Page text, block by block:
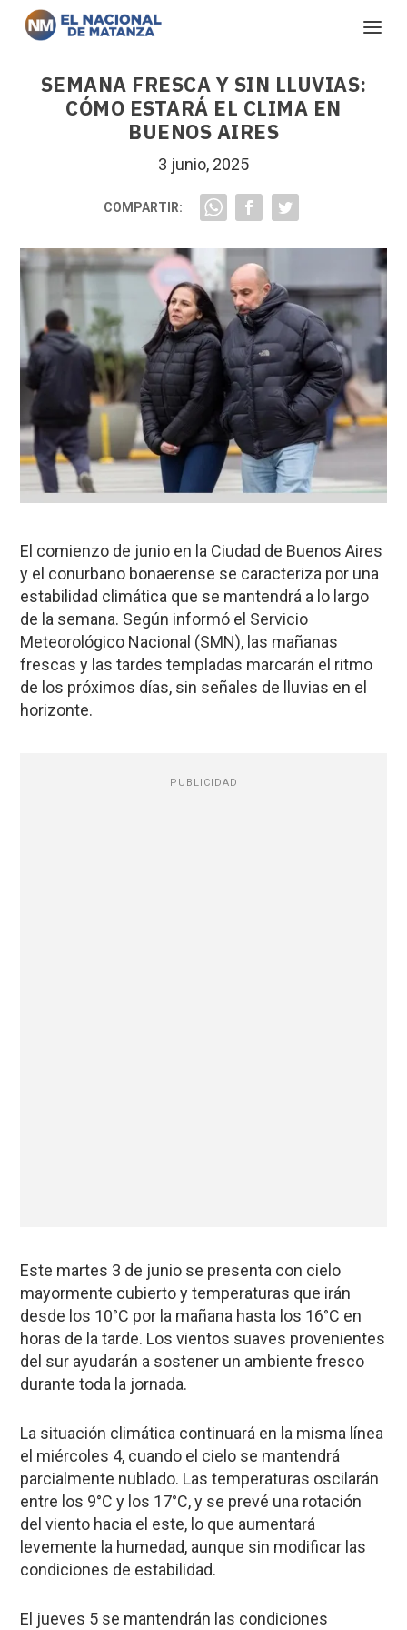
SEMANA FRESCA Y SIN LLUVIAS:
CÓMO ESTARÁ EL CLIMA EN
BUENOS AIRES
3 junio, 2025
COMPARTIR:
El comienzo de junio en la Ciudad de Buenos Aires
y el conurbano bonaerense se caracteriza por una
estabilidad climática que se mantendrá a lo largo
de la semana. Según informó el Servicio
Meteorológico Nacional (SMN), las mañanas
frescas y las tardes templadas marcarán el ritmo
de los próximos días, sin señales de lluvias en el
horizonte.
PUBLICIDAD
Este martes 3 de junio se presenta con cielo
mayormente cubierto y temperaturas que irán
desde los 10°C por la mañana hasta los 16°C en
horas de la tarde. Los vientos suaves provenientes
del sur ayudarán a sostener un ambiente fresco
durante toda la jornada.
La situación climática continuará en la misma línea
el miércoles 4, cuando el cielo se mantendrá
parcialmente nublado. Las temperaturas oscilarán
entre los 9°C y los 17°C, y se prevé una rotación
del viento hacia el este, lo que aumentará
levemente la humedad, aunque sin modificar las
condiciones de estabilidad.
El jueves 5 se mantendrán las condiciones